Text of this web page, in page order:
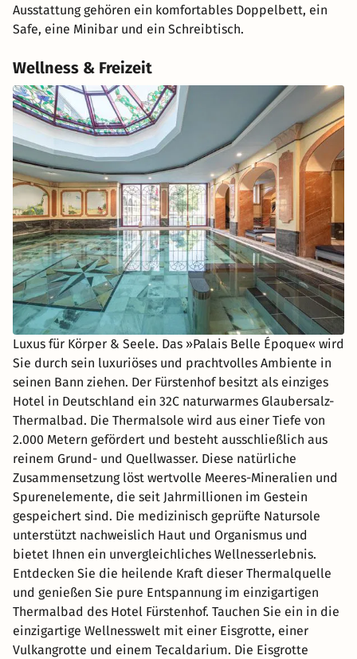
Ausstattung gehören ein komfortables Doppelbett, ein
Safe, eine Minibar und ein Schreibtisch.
Wellness & Freizeit
Luxus für Körper & Seele. Das »Palais Belle Époque« wird
Sie durch sein luxuriöses und prachtvolles Ambiente in
seinen Bann ziehen. Der Fürstenhof besitzt als einziges
Hotel in Deutschland ein 32C naturwarmes Glaubersalz-
Thermalbad. Die Thermalsole wird aus einer Tiefe von
2.000 Metern gefördert und besteht ausschließlich aus
reinem Grund- und Quellwasser. Diese natürliche
Zusammensetzung löst wertvolle Meeres-Mineralien und
Spurenelemente, die seit Jahrmillionen im Gestein
gespeichert sind. Die medizinisch geprüfte Natursole
unterstützt nachweislich Haut und Organismus und
bietet Ihnen ein unvergleichliches Wellnesserlebnis.
Entdecken Sie die heilende Kraft dieser Thermalquelle
und genießen Sie pure Entspannung im einzigartigen
Thermalbad des Hotel Fürstenhof. Tauchen Sie ein in die
einzigartige Wellnesswelt mit einer Eisgrotte, einer
Vulkangrotte und einem Tecaldarium. Die Eisgrotte